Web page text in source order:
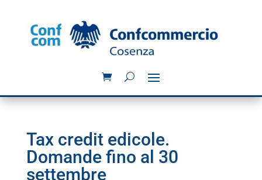
Tax credit edicole.
Domande fino al 30
settembre